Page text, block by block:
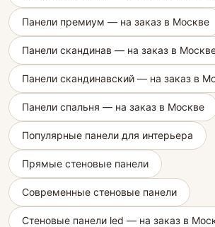
Панели премиум — на заказ в Москве
Панели скандинав — на заказ в
Панели скандинавский — на заказ в
Панели спальня — на заказ в Москве
Популярные панели для интерьера
Прямые стеновые панели
Современные стеновые панели
Стеновые панели led — на заказ в